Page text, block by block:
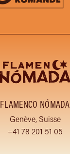
FLAMENCO NÓMADA
Genève, Suisse
+41 78 201 51 05